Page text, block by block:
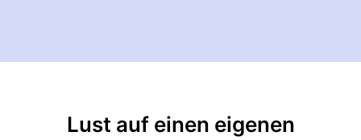
Lust auf einen eigenen